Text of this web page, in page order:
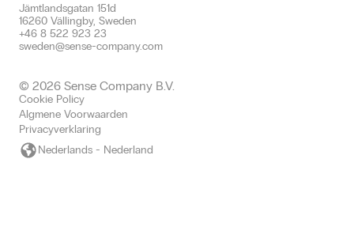
Jämtlandsgatan 151d
16260 Vällingby, Sweden
+46 8 522 923 23
sweden@sense-company.com
© 2026 Sense Company B.V.
Cookie Policy
Algmene Voorwaarden
Privacyverklaring
Nederlands - Nederland